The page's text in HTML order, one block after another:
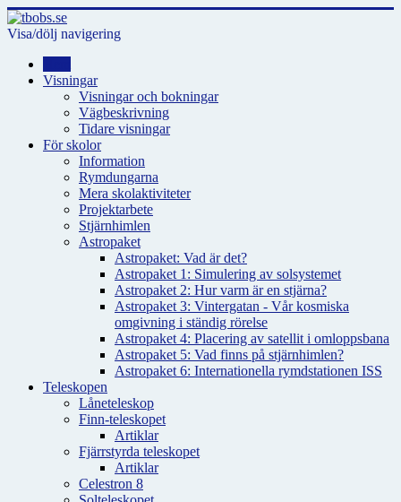
Visa/dölj navigering
Visningar
Visningar och bokningar
Vägbeskrivning
Tidare visningar
För skolor
Information
Rymdungarna
Mera skolaktiviteter
Projektarbete
Stjärnhimlen
Astropaket
Astropaket: Vad är det?
Astropaket 1: Simulering av solsystemet
Astropaket 2: Hur varm är en stjärna?
Astropaket 3: Vintergatan - Vår kosmiska
omgivning i ständig rörelse
Astropaket 4: Placering av satellit i omloppsbana
Astropaket 5: Vad finns på stjärnhimlen?
Astropaket 6: Internationella rymdstationen ISS
Teleskopen
Låneteleskop
Finn-teleskopet
Artiklar
Fjärrstyrda teleskopet
Artiklar
Celestron 8